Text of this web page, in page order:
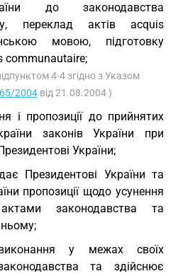
до законодавства
переклад актів acquis
мовою, підготовку
communautaire;
4-4 згідно з Указом
2004від 21.08.2004 )
і пропозиції до прийнятих
законів України при
України;
Президентові України та
пропозиції щодо усунення
законодавства та
у межах своїх
та здійснює